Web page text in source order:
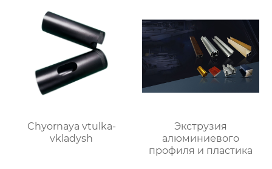
Chyornaya vtulka-
vkladysh
Экструзия
алюминиевого
профиля и пластика